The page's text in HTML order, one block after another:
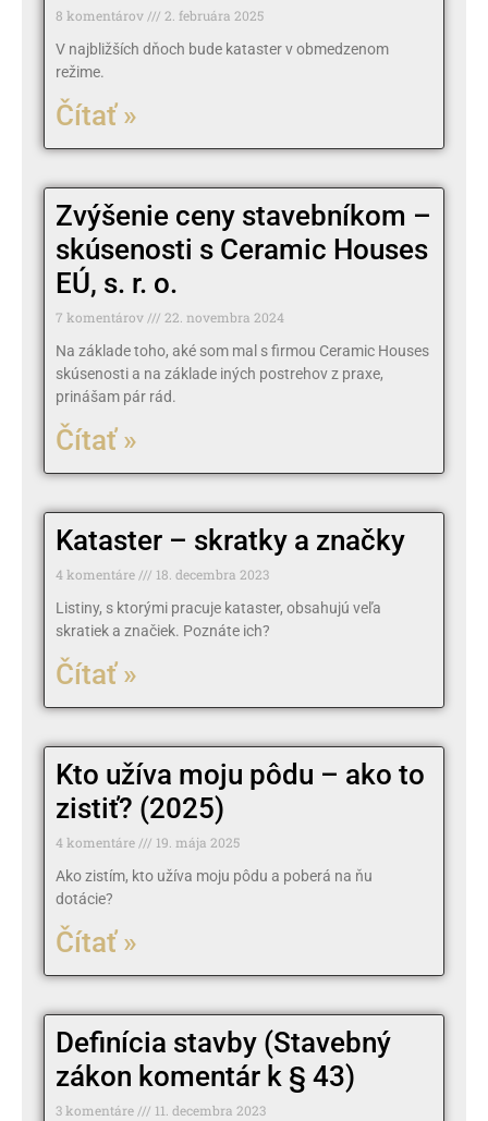
8 komentárov
2. februára 2025
V najbližších dňoch bude kataster v obmedzenom
režime.
Čítať »
Zvýšenie ceny stavebníkom –
skúsenosti s Ceramic Houses
EÚ, s. r. o.
7 komentárov
22. novembra 2024
Na základe toho, aké som mal s firmou Ceramic Houses
skúsenosti a na základe iných postrehov z praxe,
prinášam pár rád.
Čítať »
Kataster – skratky a značky
4 komentáre
18. decembra 2023
Listiny, s ktorými pracuje kataster, obsahujú veľa
skratiek a značiek. Poznáte ich?
Čítať »
Kto užíva moju pôdu – ako to
zistiť? (2025)
4 komentáre
19. mája 2025
Ako zistím, kto užíva moju pôdu a poberá na ňu
dotácie?
Čítať »
Definícia stavby (Stavebný
zákon komentár k § 43)
3 komentáre
11. decembra 2023